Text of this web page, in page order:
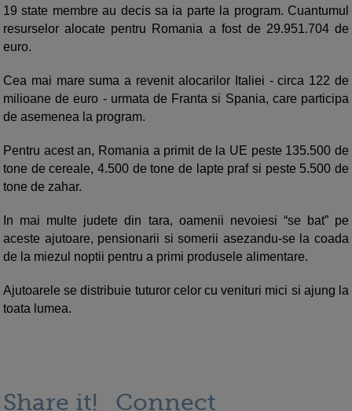
19 state membre au decis sa ia parte la program. Cuantumul
resurselor alocate pentru Romania a fost de 29.951.704 de
euro.
Cea mai mare suma a revenit alocarilor Italiei - circa 122 de
milioane de euro - urmata de Franta si Spania, care participa
de asemenea la program.
Pentru acest an, Romania a primit de la UE peste 135.500 de
tone de cereale, 4.500 de tone de lapte praf si peste 5.500 de
tone de zahar.
In mai multe judete din tara, oamenii nevoiesi “se bat” pe
aceste ajutoare, pensionarii si somerii asezandu-se la coada
de la miezul noptii pentru a primi produsele alimentare.
Ajutoarele se distribuie tuturor celor cu venituri mici si ajung la
toata lumea.
Share it! Connect